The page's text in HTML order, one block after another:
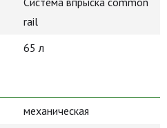
rail
65 л
механическая